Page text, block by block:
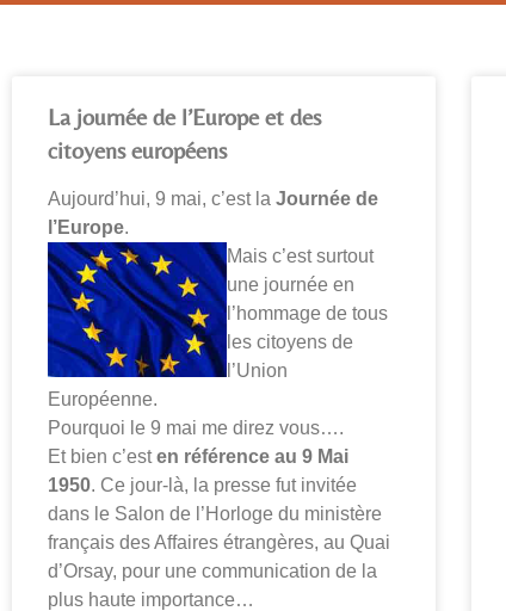
La journée de l’Europe et des
citoyens européens
Aujourd’hui, 9 mai, c’est la Journée de
l’Europe.
Mais c’est surtout
une journée en
l’hommage de tous
les citoyens de
l’Union
Européenne.
Pourquoi le 9 mai me direz vous….
Et bien c’esten référence au 9 Mai
1950. Ce jour-là, la presse fut invitée
dans le Salon de l’Horloge du ministère
français des Affaires étrangères, au Quai
d’Orsay, pour une communication de la
plus haute importance…